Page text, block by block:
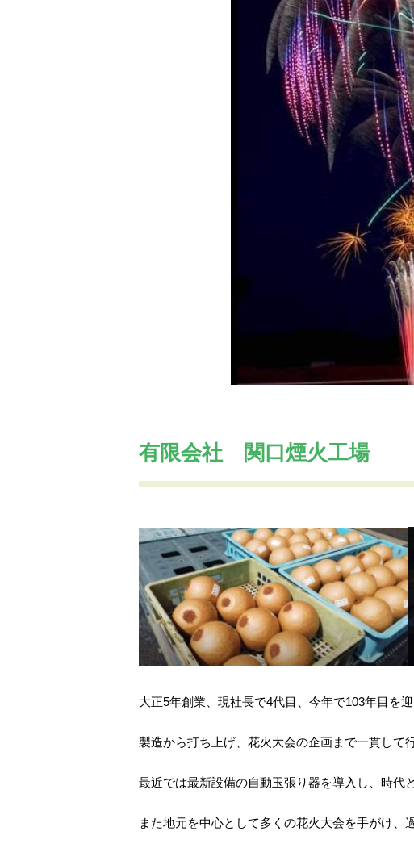
有限会社 関口煙火工場
大正5年創業、現社長で4代目、今年で103年目を
製造から打ち上げ、花火大会の企画まで一貫して
最近では最新設備の自動玉張り器を導入し、時代
また地元を中心として多くの花火大会を手がけ、